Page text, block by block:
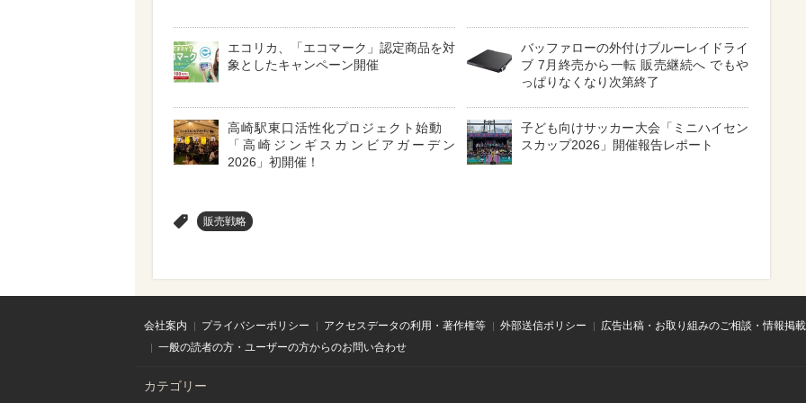
エコリカ、「エコマーク」認定商品を対
象としたキャンペーン開催
バッファローの外付けブルーレイドライ
ブ 7月終売から一転 販売継続へ でもや
っぱりなくなり次第終了
高崎駅東口活性化プロジェクト始動
「高崎ジンギスカンビアガーデン
2026」初開催！
子ども向けサッカー大会「ミニハイセン
スカップ2026」開催報告レポート
販売戦略
会社案内 プライバシーポリシー アクセスデータの利用・著作権等 外部送信ポリシー
広告出稿・お取り組みのご相談・情報掲
一般の読者の方・ユーザーの方からのお問い合わせ
カテゴリー